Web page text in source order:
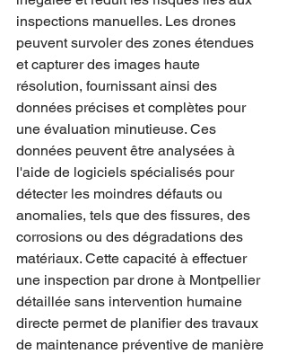
inspections manuelles. Les drones
peuvent survoler des zones étendues
et capturer des images haute
résolution, fournissant ainsi des
données précises et complètes pour
une évaluation minutieuse. Ces
données peuvent être analysées à
l'aide de logiciels spécialisés pour
détecter les moindres défauts ou
anomalies, tels que des fissures, des
corrosions ou des dégradations des
matériaux. Cette capacité à effectuer
une inspection par drone à Montpellier
détaillée sans intervention humaine
directe permet de planifier des travaux
de maintenance préventive de manière